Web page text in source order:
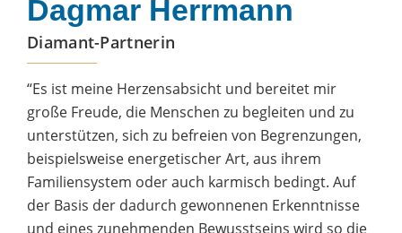
Dagmar Herrmann
Diamant-Partnerin
“Es ist meine Herzensabsicht und bereitet mir
große Freude, die Menschen zu begleiten und zu
unterstützen, sich zu befreien von Begrenzungen,
beispielsweise energetischer Art, aus ihrem
Familiensystem oder auch karmisch bedingt. Auf
der Basis der dadurch gewonnenen Erkenntnisse
und eines zunehmenden Bewusstseins wird so die